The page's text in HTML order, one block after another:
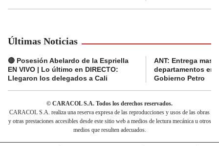
Últimas Noticias
🔴 Posesión Abelardo de la Espriella
EN VIVO | Lo último en DIRECTO:
Llegaron los delegados a Cali
ANT: Entrega
departamentos en
Gobierno Petro
© CARACOL S.A. Todos los derechos reservados.
CARACOL S.A. realiza una reserva expresa de las reproducciones y usos de las obras
y otras prestaciones accesibles desde este sitio web a medios de lectura mecánica u otros
medios que resulten adecuados.